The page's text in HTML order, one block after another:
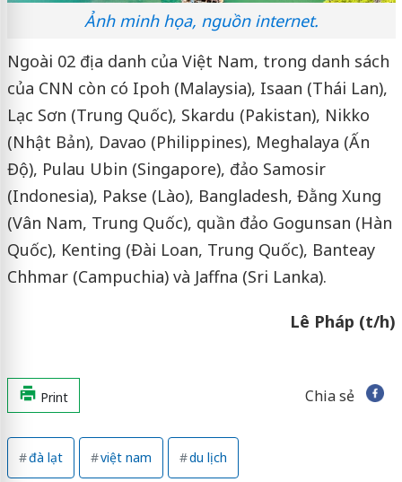
Ảnh minh họa, nguồn internet.
Ngoài 02 địa danh của Việt Nam, trong danh sách
của CNN còn có Ipoh (Malaysia), Isaan (Thái Lan),
Lạc Sơn (Trung Quốc), Skardu (Pakistan), Nikko
(Nhật Bản), Davao (Philippines), Meghalaya (Ấn
Độ), Pulau Ubin (Singapore), đảo Samosir
(Indonesia), Pakse (Lào), Bangladesh, Đằng Xung
(Vân Nam, Trung Quốc), quần đảo Gogunsan (Hàn
Quốc), Kenting (Đài Loan, Trung Quốc), Banteay
Chhmar (Campuchia) và Jaffna (Sri Lanka).
Lê Pháp (t/h)
Print Chia sẻ
đà lạt việt nam du lịch